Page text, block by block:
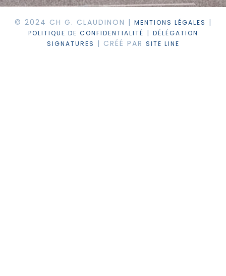
© 2024 CH G. CLAUDINON | MENTIONS LÉGALES |
POLITIQUE DE CONFIDENTIALITÉ | DÉLÉGATION
SIGNATURES | CRÉÉ PAR SITE LINE